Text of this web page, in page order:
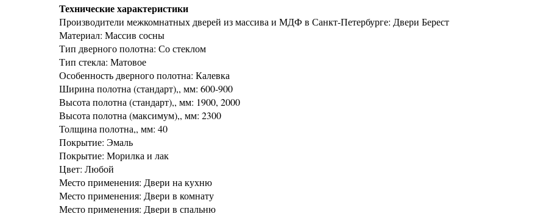
Технические характеристики
Производители межкомнатных дверей из массива и МДФ в Санкт-Петербурге: Двери Берест
Материал: Массив сосны
Тип дверного полотна: Со стеклом
Тип стекла: Матовое
Особенность дверного полотна: Калевка
Ширина полотна (стандарт),, мм: 600-900
Высота полотна (стандарт),, мм: 1900, 2000
Высота полотна (максимум),, мм: 2300
Толщина полотна,, мм: 40
Покрытие: Эмаль
Покрытие: Морилка и лак
Цвет: Любой
Место применения: Двери на кухню
Место применения: Двери в комнату
Место применения: Двери в спальню